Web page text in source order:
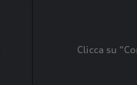
Clicca su